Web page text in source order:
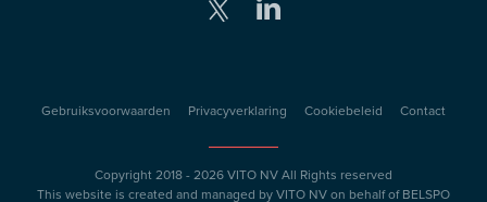
Secteurs
Gebruiksvoorwaarden Privacyverklaring Cookiebeleid Contact
Copyright 2018 - 2026VITO NVAll Rights reserved
This website is created and managed byVITO NVon behalf ofBELSPO